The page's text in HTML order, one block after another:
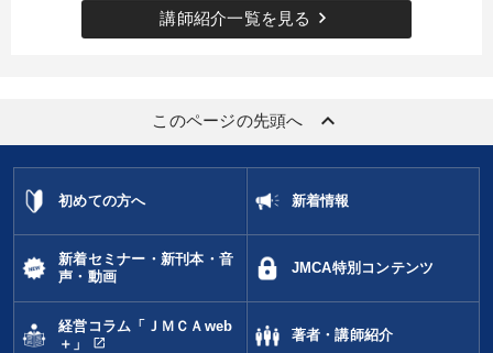
講師紹介一覧を見る keyboard_arrow_right
このページの先頭へ keyboard_arrow_up
初めての方へ 新着情報
新着セミナー・新刊本・音
声・動画
JMCA特別コンテンツ
経営コラム「ＪＭＣＡweb
＋」
open_in_new
著者・講師紹介